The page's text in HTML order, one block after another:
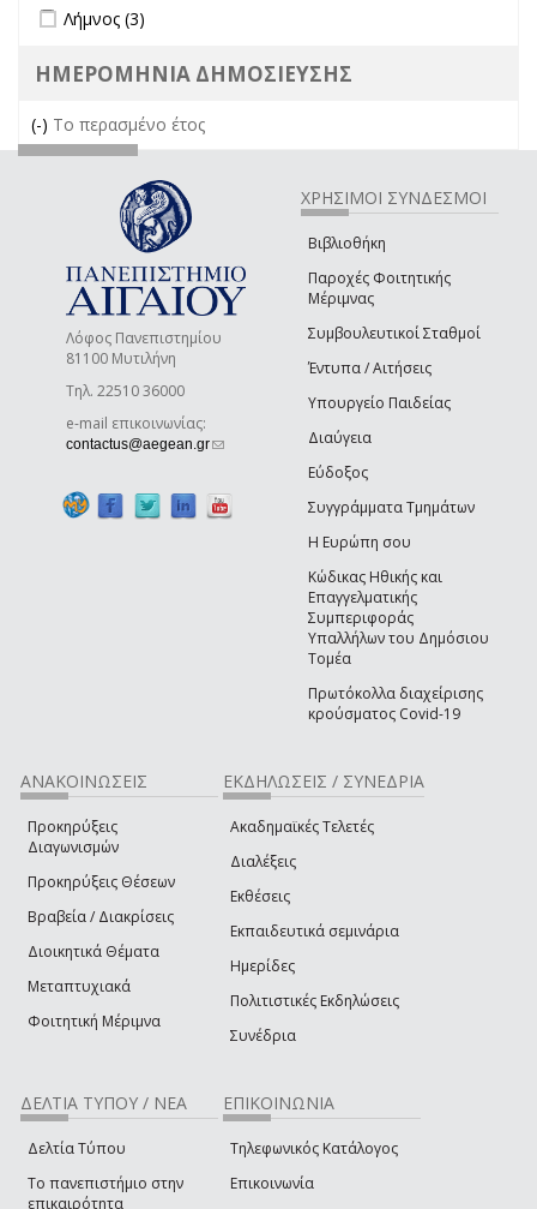
Apply Λήμνος filter
Λήμνος (3)
ΗΜΕΡΟΜΗΝΙΑ ΔΗΜΟΣΙΕΥΣΗΣ
(-) Remove Το περασμένο έτος filter
Το περασμένο έτος
Λόφος Πανεπιστημίου
81100 Μυτιλήνη
Τηλ. 22510 36000
e-mail επικοινωνίας:
contactus@aegean.gr(link sends e-mail)
ΧΡΗΣΙΜΟΙ ΣΥΝΔΕΣΜΟΙ
Βιβλιοθήκη
Παροχές Φοιτητικής
Μέριμνας
Συμβουλευτικοί Σταθμοί
Έντυπα / Αιτήσεις
Υπουργείο Παιδείας
Διαύγεια
Εύδοξος
Συγγράμματα Τμημάτων
Η Ευρώπη σου
Κώδικας Ηθικής και
Επαγγελματικής
Συμπεριφοράς
Υπαλλήλων του Δημόσιου
Τομέα
Πρωτόκολλα διαχείρισης
κρούσματος Covid-19
ΑΝΑΚΟΙΝΩΣΕΙΣ
Προκηρύξεις
Διαγωνισμών
Προκηρύξεις Θέσεων
Βραβεία / Διακρίσεις
Διοικητικά Θέματα
Μεταπτυχιακά
Φοιτητική Μέριμνα
ΕΚΔΗΛΩΣΕΙΣ / ΣΥΝΕΔΡΙΑ
Ακαδημαϊκές Τελετές
Διαλέξεις
Εκθέσεις
Εκπαιδευτικά σεμινάρια
Ημερίδες
Πολιτιστικές Εκδηλώσεις
Συνέδρια
ΔΕΛΤΙΑ ΤΥΠΟΥ / ΝΕΑ
Δελτία Τύπου
Το πανεπιστήμιο στην
επικαιρότητα
ΕΠΙΚΟΙΝΩΝΙΑ
Τηλεφωνικός Κατάλογος
Επικοινωνία